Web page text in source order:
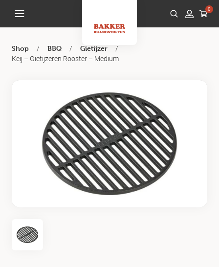
0
Shop / BBQ / Gietijzer
/
Keij – Gietijzeren Rooster – Medium